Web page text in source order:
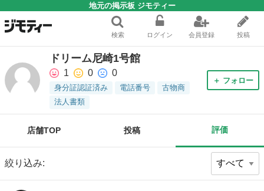
地元の掲示板 ジモティー
検索 ログイン 会員登録 投稿
ドリーム尼崎1号館
1 0 0
身分証認証済み 電話番号
古物商
法人書類
＋ フォロー
店舗TOP 投稿 評価
絞り込み: